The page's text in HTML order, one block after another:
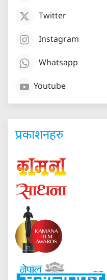
Twitter
Instagram
Whatsapp
Youtube
प्रकाशनहरु